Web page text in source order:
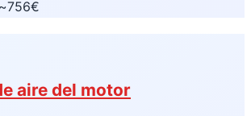
~756€
aire del motor